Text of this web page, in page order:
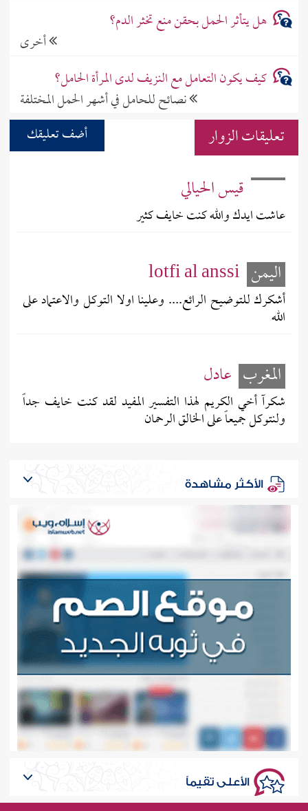
هل يتأثر الحمل بحقن منع تخثر الدم؟
أخرى
كيف يكون التعامل مع النزيف لدى المرأة الحامل؟
نصائح للحامل في أشهر الحمل المختلفة
تعليقات الزوار أضف تعليقك
قيس الحيالي
عاشت ايدك والله كنت خايف كثير
اليمن lotfi al anssi
أشكرك للتوضيح الرائع.... وعلينا اولا التوكل والاعتماد على
الله
المغرب عادل
شكرآ أخي الكريم لهذا التفسير المفيد لقد كنت خايف جداً
ولنتوكل جميعاً على الخالق الرحمان
الأكثر مشاهدة
الأعلى تقيماً